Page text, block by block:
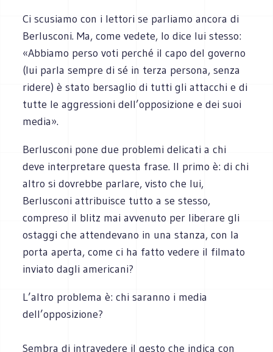
Ci scusiamo con i lettori se parliamo ancora di
Berlusconi. Ma, come vedete, lo dice lui stesso:
«Abbiamo perso voti perché il capo del governo
(lui parla sempre di sé in terza persona, senza
ridere) è stato bersaglio di tutti gli attacchi e di
tutte le aggressioni dell’opposizione e dei suoi
media».
Berlusconi pone due problemi delicati a chi
deve interpretare questa frase. Il primo è: di chi
altro si dovrebbe parlare, visto che lui,
Berlusconi attribuisce tutto a se stesso,
compreso il blitz mai avvenuto per liberare gli
ostaggi che attendevano in una stanza, con la
porta aperta, come ci ha fatto vedere il filmato
inviato dagli americani?
L’altro problema è: chi saranno i media
dell’opposizione?
Sembra di intravedere il gesto che indica con